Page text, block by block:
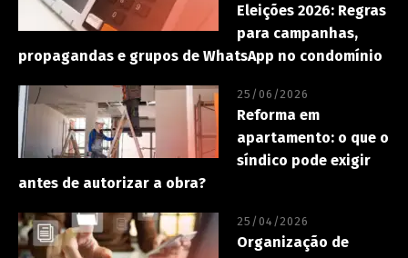
Eleições 2026: Regras
para campanhas,
propagandas e grupos de WhatsApp no condomínio
25/06/2026
Reforma em
apartamento: o que o
síndico pode exigir
antes de autorizar a obra?
25/04/2026
Organização de